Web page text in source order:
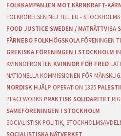
FOLKKAMPANJEN MOT KÄRNKRAFT-
FOLKRÖRELSEN NEJ TILL EU -
FOOD JUSTICE SWEDEN / MATRÄTTVISA
FÄRNEBO FOLKHÖGSKOLA FÖRENINGEN
GREKISKA FÖRENINGEN I STOCKHOLM
KVINNOFRONTEN KVINNOR FÖR FRED
NATIONELLA KOMMISSIONEN FÖR
NORDISK HJÄLP OPERATION 1325
PEACEWORKS PRAKTISK SOLIDARITET
SAMEFÖRENINGEN I STOCKHOLM
SOCIALISTISK POLITIK,
SOCIALISTISKA NÄTVERKET